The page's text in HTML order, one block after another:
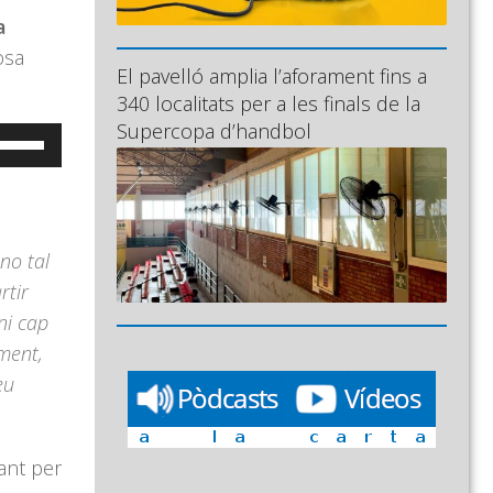
cap
tal
cap
per
El pavelló amplia l’aforament fins a
340 localitats per a les finals de la
Supercopa d’handbol